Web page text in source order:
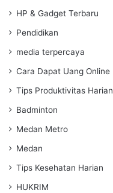
HP & Gadget Terbaru
Pendidikan
media terpercaya
Cara Dapat Uang Online
Tips Produktivitas Harian
Badminton
Medan Metro
Medan
Tips Kesehatan Harian
HUKRIM